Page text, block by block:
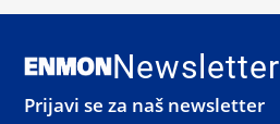
Newsletter
Prijavi se za naš newsletter